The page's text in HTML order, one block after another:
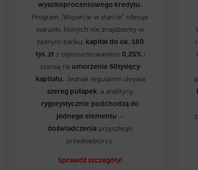
wysokoprocentowego kredytu.
Program „Wsparcie w starcie” oferuje
warunki, których nie znajdziemy w
żadnym banku: kapitał do ok. 180
tys. zł z oprocentowaniem 0,25%i
szansą na umorzenie 60tysięcy
kapitału. Jednak regulamin skrywa
szereg pułapek, a analitycy
rygorystycznie podchodzą do
jednego elementu –
doświadczenia przyszłego
przedsiębiorcy.
Sprawdź szczegóły!